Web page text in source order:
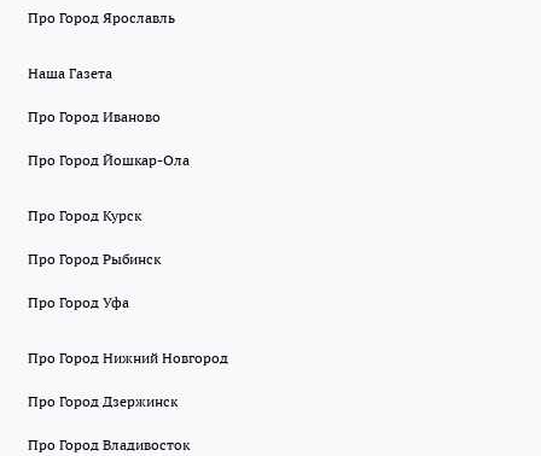
Про Город Ярославль
Наша Газета
Про Город Иваново
Про Город Йошкар-Ола
Про Город Курск
Про Город Рыбинск
Про Город Уфа
Про Город Нижний Новгород
Про Город Дзержинск
Про Город Владивосток